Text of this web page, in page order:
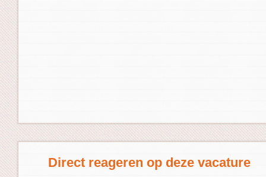
Direct reageren op deze vacature